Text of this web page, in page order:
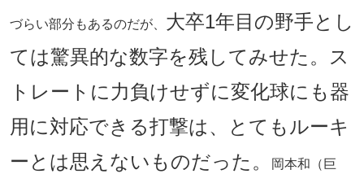
づらい部分もあるのだが、 大卒1年目の野手とし
ては驚異的な数字を残してみせた。ス
トレートに力負けせずに変化球にも器
用に対応できる打撃は、とてもルーキ
ーとは思えないものだった。
岡本和（巨